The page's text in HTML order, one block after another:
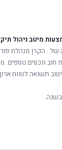
מיטב ניהול
של . הקרן מנהלת
חוב ונכסים נוספים.
תשואה לטווח